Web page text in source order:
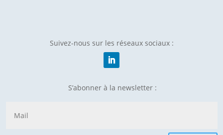
Suivez-nous sur les réseaux sociaux :
S’abonner à la newsletter :